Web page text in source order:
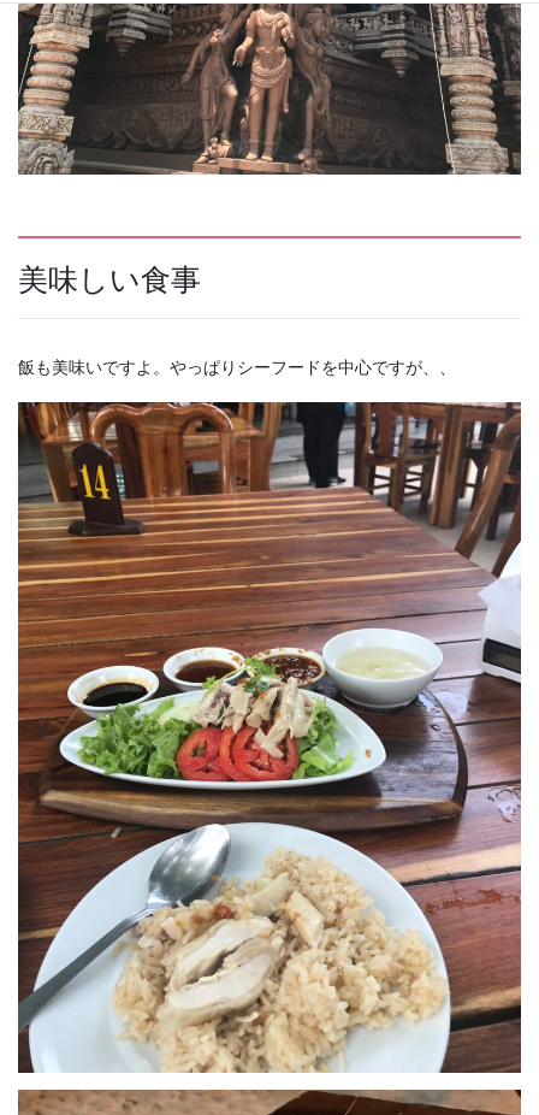
美味しい食事
飯も美味いですよ。やっぱりシーフードを中心ですが、、